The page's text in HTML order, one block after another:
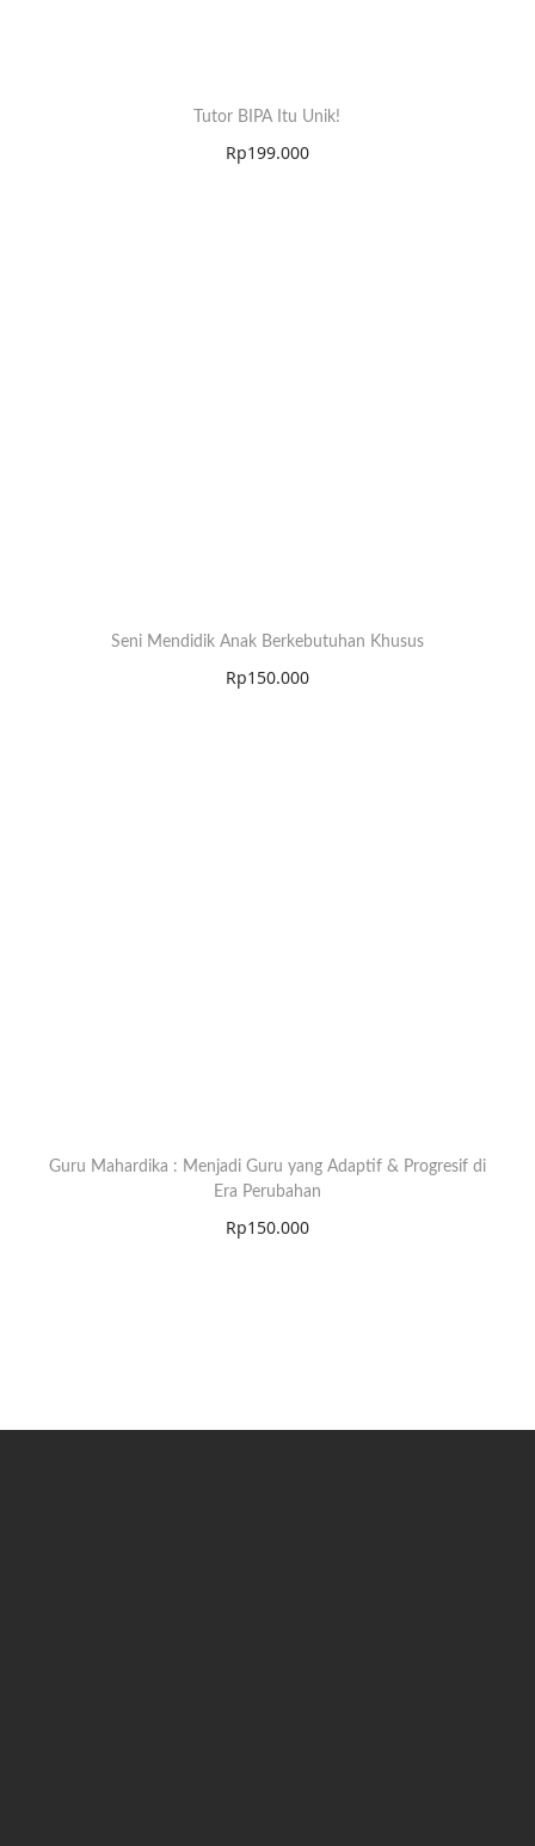
Tutor BIPA Itu Unik!
Rp199.000
Seni Mendidik Anak Berkebutuhan Khusus
Rp150.000
Guru Mahardika : Menjadi Guru yang Adaptif & Progresif di
Era Perubahan
Rp150.000